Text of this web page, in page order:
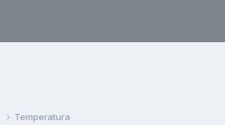
Temperatura